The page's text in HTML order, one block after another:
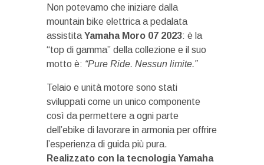
Non potevamo che iniziare dalla
mountain bike elettrica a pedalata
assistita Yamaha Moro 07 2023: è la
“top di gamma” della collezione e il suo
motto è: “Pure Ride. Nessun limite.”
Telaio e unità motore sono stati
sviluppati come un unico componente
così da permettere a ogni parte
dell’ebike di lavorare in armonia per offrire
l’esperienza di guida più pura.
Realizzato con la tecnologia Yamaha